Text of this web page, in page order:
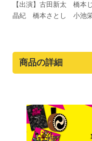
【出演】古田新太 橋
晶紀 橋本さとし 小池
商品の詳細